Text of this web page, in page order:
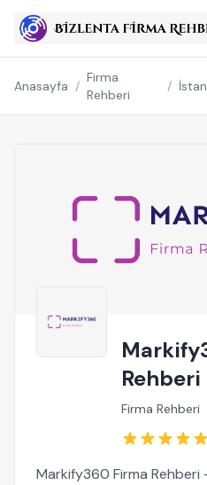
Anasayfa /
Firma
Rehberi
/
Rehberi
Firma Rehberi
Markify360 Firma Rehberi